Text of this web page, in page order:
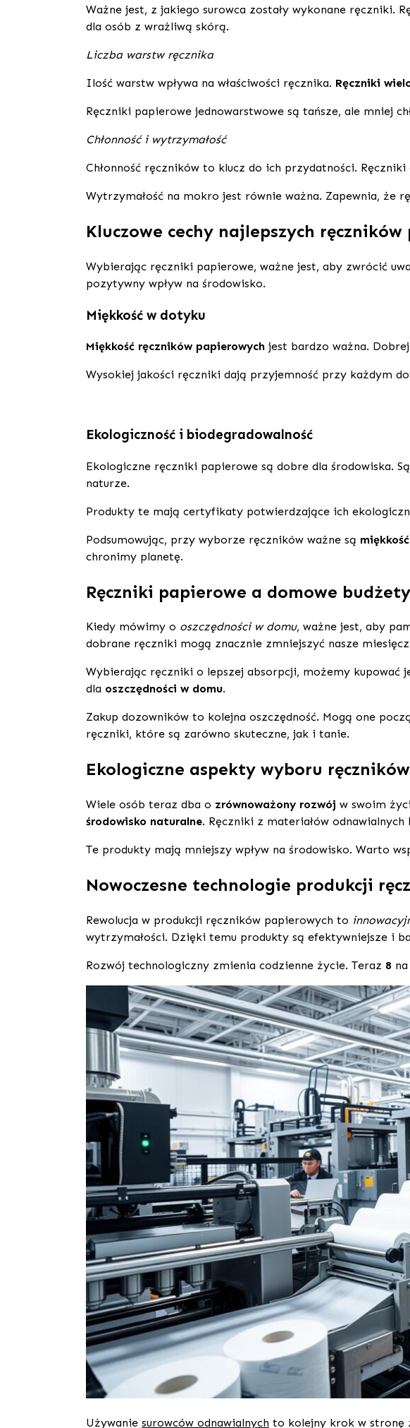
Ważne jest, z jakiego surowca zostały wykonane ręczniki.
dla osób z wrażliwą skórą.
Liczba warstw ręcznika
Ilość warstw wpływa na właściwości ręcznika. Ręczniki
Ręczniki papierowe jednowarstwowe są tańsze, ale mniej
Chłonność i wytrzymałość
Chłonność ręczników to klucz do ich przydatności.
Wytrzymałość na mokro jest równie ważna. Zapewnia, że
Kluczowe cechy najlepszych
Wybierając ręczniki papierowe, ważne jest, aby zwrócić
pozytywny wpływ na środowisko.
Miękkość w dotyku
Miękkość ręczników papierowych jest bardzo ważna.
Wysokiej jakości ręczniki dają przyjemność przy każdym
Ekologiczność i biodegradowalność
Ekologiczne ręczniki papierowe są dobre dla środowiska.
naturze.
Produkty te mają certyfikaty potwierdzające ich
Podsumowując, przy wyborze ręczników ważne są miękkość
chronimy planetę.
Ręczniki papierowe a domowe budżety
Kiedy mówimy o oszczędności w domu, ważne jest, aby
dobrane ręczniki mogą znacznie zmniejszyć nasze
Wybierając ręczniki o lepszej absorpcji, możemy kupować
dla oszczędności w domu.
Zakup dozowników to kolejna oszczędność. Mogą one
ręczniki, które są zarówno skuteczne, jak i tanie.
Ekologiczne aspekty wyboru
Wiele osób teraz dba o zrównoważony rozwój w swoim
środowisko naturalne. Ręczniki z materiałów
Te produkty mają mniejszy wpływ na środowisko. Warto
Nowoczesne technologie produkcji
Rewolucja w produkcji ręczników papierowych to
wytrzymałości. Dzięki temu produkty są efektywniejsze i
Rozwój technologiczny zmienia codzienne życie. Teraz 8
Używanie surowców odnawialnych to kolejny krok w stronę